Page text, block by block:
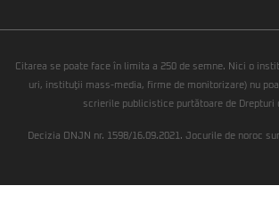
Citarea se poate face în limita a 250 de semne. Nici o
uri, instituţii mass-media, firme de monitorizare) nu
scrierile publicistice purtătoare de Drepturi
Decizia ONJN nr. 1598/16.09.2021. Jocurile de noroc